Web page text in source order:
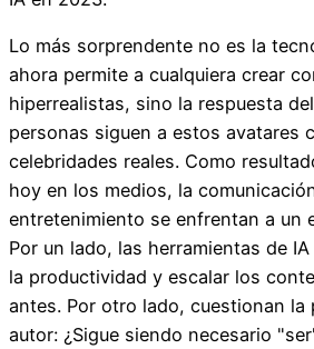
Lo más sorprendente no es la
ahora permite a cualquiera crear
hiperrealistas, sino la respuesta
personas siguen a estos avatares
celebridades reales. Como
hoy en los medios, la
entretenimiento se enfrentan a un
Por un lado, las herramientas de
la productividad y escalar los
antes. Por otro lado, cuestionan la
autor: ¿Sigue siendo necesario